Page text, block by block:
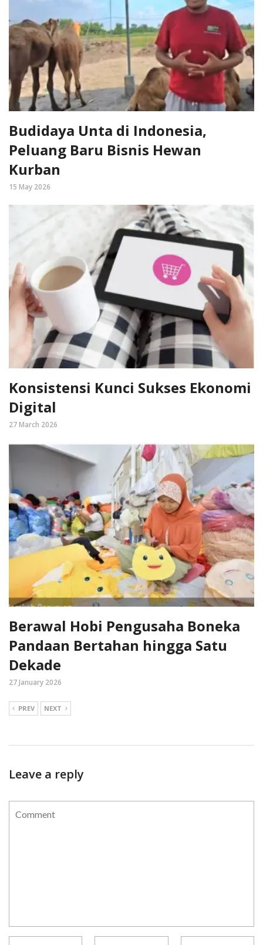
Budidaya Unta di Indonesia,
Peluang Baru Bisnis Hewan
Kurban
15 May 2026
Konsistensi Kunci Sukses Ekonomi
Digital
27 March 2026
Berawal Hobi Pengusaha Boneka
Pandaan Bertahan hingga Satu
Dekade
27 January 2026
PREV NEXT
Leave a reply